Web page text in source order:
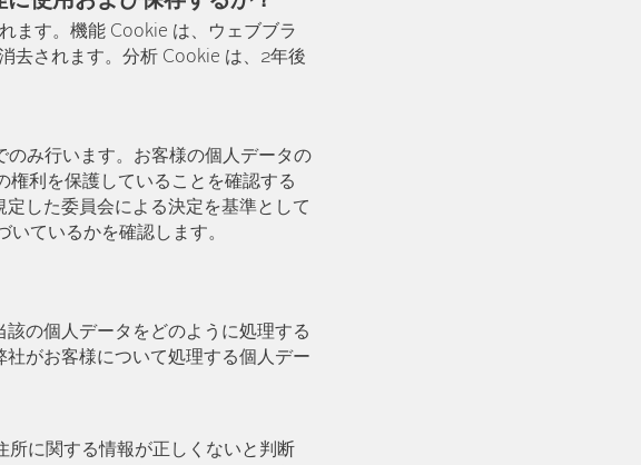
ます。機能 Cookie は、ウェブブラ
去されます。分析 Cookie は、2年後
み行います。お客様の個人データの
権利を保護していることを確認する
した委員会による決定を基準として
ているかを確認します。
の個人データをどのように処理する
がお客様について処理する個人デー
所に関する情報が正しくないと判断